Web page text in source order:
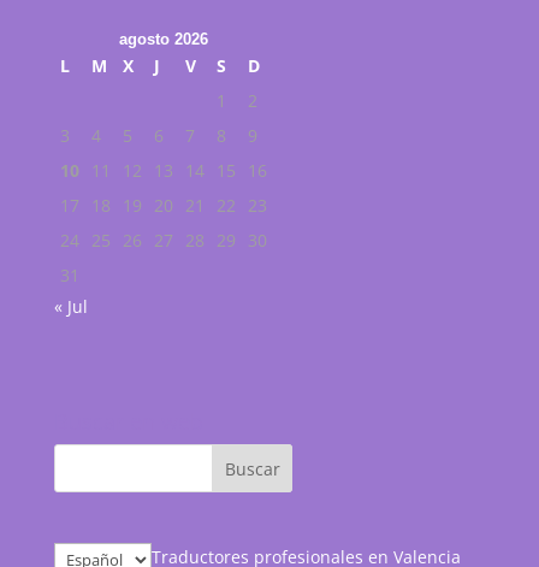
agosto 2026
L M X J V S
D
1
2
3
4 5 6 7 8
9
10
11 12 13 14 15
16
17
18 19 20 21 22
23
24 25 26 27 28 29
30
31
« Jul
Elegir Traductores profesionales en Valencia